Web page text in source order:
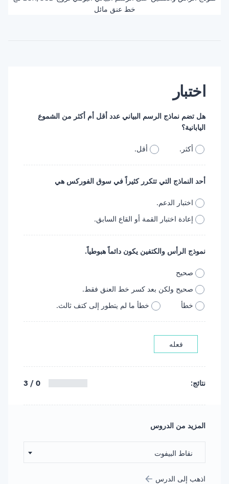
خط عنق مائل
اختبار
هل تضم نماذج الرسم البياني عدد أقل أم أكثر من الشموع
اليابانية؟
أكثر. أقل.
أحد النماذج التي تتكرر كثيراً في سوق الفوركس هي
اختبار الدعم.
إعادة اختبار القمة أو القاع السابق.
نموذج الرأس والكتفين يكون دائماً هبوطياً.
صحيح
صحيح ولكن بعد كسر خط العنق فقط.
خطأ
خطأ ما لم يتطور إلى كتف ثالث.
فعله
نتائج: 0 / 3
المزيد من الدروس
نقاط البيفوت
اذهب إلى الدرس